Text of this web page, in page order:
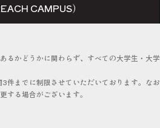
CAMPUS）
るかどうかに関わらず、すべての大学生・大学
件までに制限させていただいております。なお
する場合がございます。